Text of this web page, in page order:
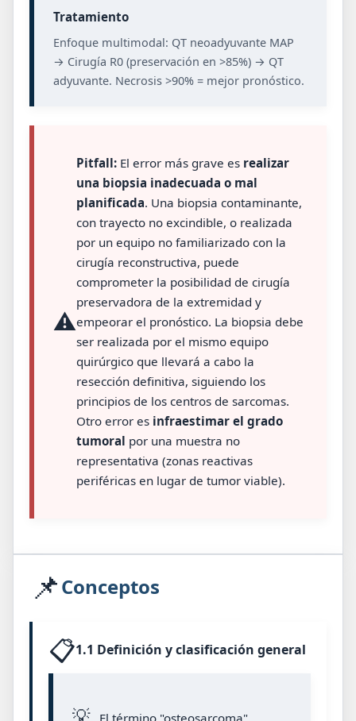
Tratamiento
Enfoque multimodal: QT neoadyuvante MAP
→ Cirugía R0 (preservación en >85%) → QT
adyuvante. Necrosis >90% = mejor pronóstico.
⚠️
Pitfall: El error más grave es realizar
una biopsia inadecuada o mal
planificada. Una biopsia contaminante,
con trayecto no excindible, o realizada
por un equipo no familiarizado con la
cirugía reconstructiva, puede
comprometer la posibilidad de cirugía
preservadora de la extremidad y
empeorar el pronóstico. La biopsia debe
ser realizada por el mismo equipo
quirúrgico que llevará a cabo la
resección definitiva, siguiendo los
principios de los centros de sarcomas.
Otro error es infraestimar el grado
tumoral por una muestra no
representativa (zonas reactivas
periféricas en lugar de tumor viable).
📌Conceptos
📋1.1 Definición y clasificación general
💡
El término "osteosarcoma"